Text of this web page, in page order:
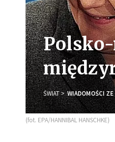
ŚWIAT WIADOMOŚCI ZE
(fot. EPA/HANNIBAL HANSCHKE)